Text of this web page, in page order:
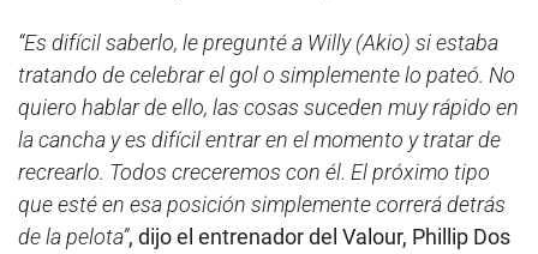
“Es difícil saberlo, le pregunté a Willy (Akio) si estaba
tratando de celebrar el gol o simplemente lo pateó. No
quiero hablar de ello, las cosas suceden muy rápido en
la cancha y es difícil entrar en el momento y tratar de
recrearlo. Todos creceremos con él. El próximo tipo
que esté en esa posición simplemente correrá detrás
de la pelota”, dijo el entrenador del Valour, Phillip Dos